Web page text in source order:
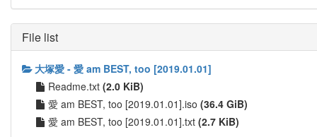
File list
大塚愛 - 愛 am BEST, too [2019.01.01]
Readme.txt (2.0 KiB)
愛 am BEST, too [2019.01.01].iso (36.4 GiB)
愛 am BEST, too [2019.01.01].txt (2.7 KiB)